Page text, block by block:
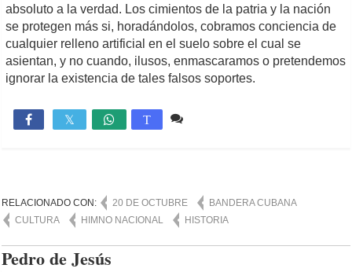
absoluto a la verdad. Los cimientos de la patria y la nación
se protegen más si, horadándolos, cobramos conciencia de
cualquier relleno artificial en el suelo sobre el cual se
asientan, y no cuando, ilusos, enmascaramos o pretendemos
ignorar la existencia de tales falsos soportes.
 T
RELACIONADO CON: 20 DE OCTUBRE
BANDERA CUBANA
CULTURA
HIMNO NACIONAL HISTORIA
Pedro de Jesús